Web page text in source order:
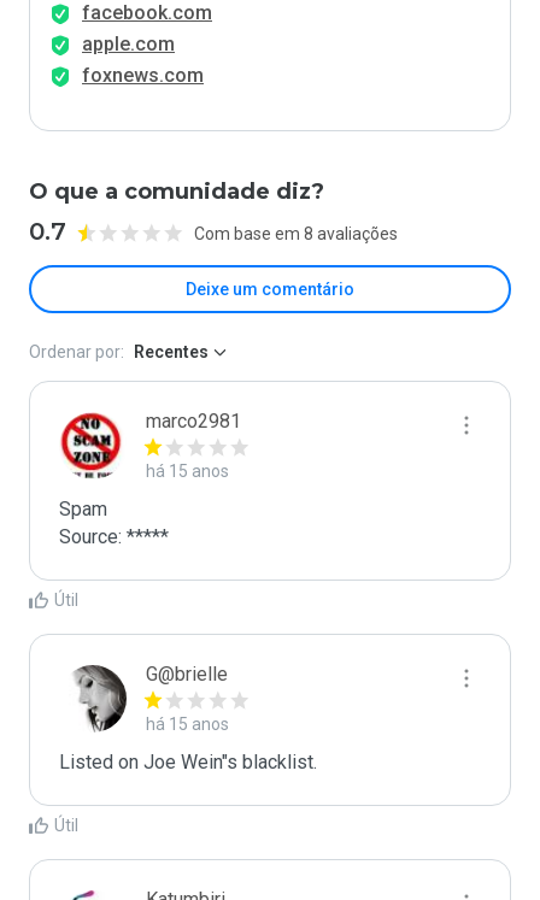
facebook.com
apple.com
foxnews.com
O que a comunidade diz?
0.7 Com base em 8 avaliações
Deixe um comentário
Ordenar por: Recentes
marco2981
há 15 anos
Spam
Source: *****
Útil
G@brielle
há 15 anos
Listed on Joe Wein"s blacklist.
Útil